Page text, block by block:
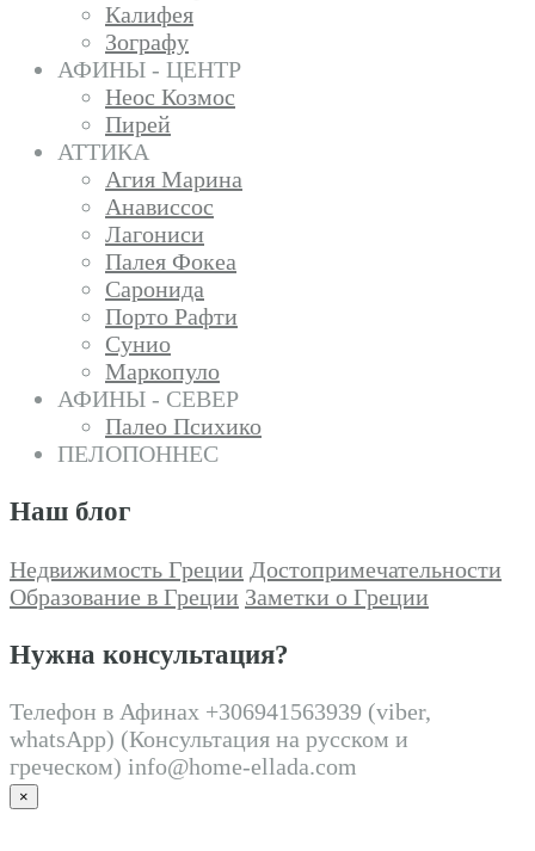
Калифея
Зографу
АФИНЫ - ЦЕНТР
Неос Козмос
Пирей
АТТИКА
Агия Марина
Анависсос
Лагониси
Палея Фокеа
Саронида
Порто Рафти
Сунио
Маркопуло
АФИНЫ - СЕВЕР
Палео Психико
ПЕЛОПОННЕС
Наш блог
Недвижимость Греции Достопримечательности
Образование в Греции Заметки о Греции
Нужна консультация?
Телефон в Афинах +306941563939 (viber,
whatsApp) (Консультация на русском и
греческом) info@home-ellada.com
×